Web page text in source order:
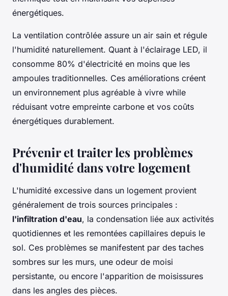
énergétiques.
La ventilation contrôlée assure un air sain et régule
l'humidité naturellement. Quant à l'éclairage LED, il
consomme 80% d'électricité en moins que les
ampoules traditionnelles. Ces améliorations créent
un environnement plus agréable à vivre while
réduisant votre empreinte carbone et vos coûts
énergétiques durablement.
Prévenir et traiter les problèmes
d'humidité dans votre logement
L'humidité excessive dans un logement provient
généralement de trois sources principales :
l'infiltration d'eau, la condensation liée aux activités
quotidiennes et les remontées capillaires depuis le
sol. Ces problèmes se manifestent par des taches
sombres sur les murs, une odeur de moisi
persistante, ou encore l'apparition de moisissures
dans les angles des pièces.